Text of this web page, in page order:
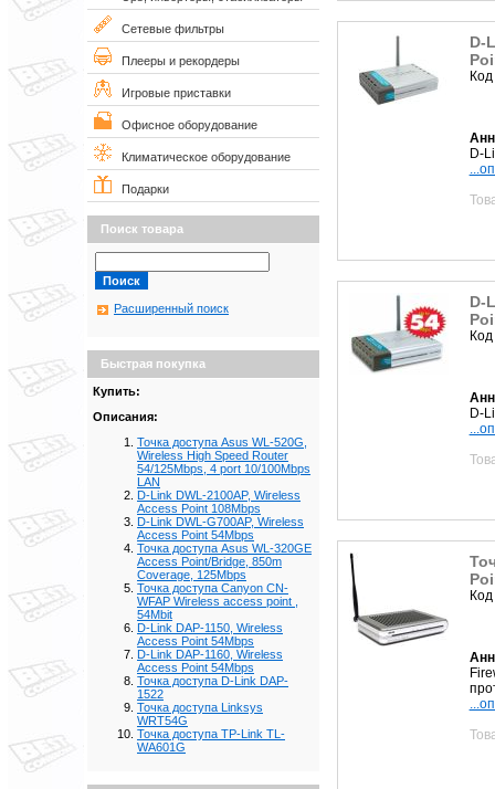
Сетевые фильтры
Плееры и рекордеры
Игровые приставки
Офисное оборудование
Климатическое оборудование
Подарки
Поиск товара
Расширенный поиск
Быстрая покупка
Купить:
Описания:
Точка доступа Asus WL-520G,
Wireless High Speed Router
54/125Mbps, 4 port 10/100Mbps
LAN
D-Link DWL-2100AP, Wireless
Access Point 108Mbps
D-Link DWL-G700AP, Wireless
Access Point 54Mbps
Точка доступа Asus WL-320GE
Access Point/Bridge, 850m
Coverage, 125Mbps
Точка доступа Canyon CN-
WFAP Wireless access point ,
54Mbit
D-Link DAP-1150, Wireless
Access Point 54Mbps
D-Link DAP-1160, Wireless
Access Point 54Mbps
Точка доступа D-Link DAP-
1522
Точка доступа Linksys
WRT54G
Точка доступа TP-Link TL-
WA601G
D-
D-
D-
D-